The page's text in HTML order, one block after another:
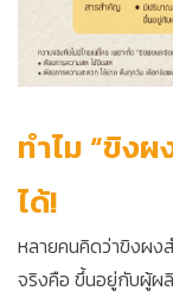
ทำไม “ขิง
ได้!
หลายคนคิดว่าขิงผง
จริงคือ ขึ้นอยู่กับผู้ผ